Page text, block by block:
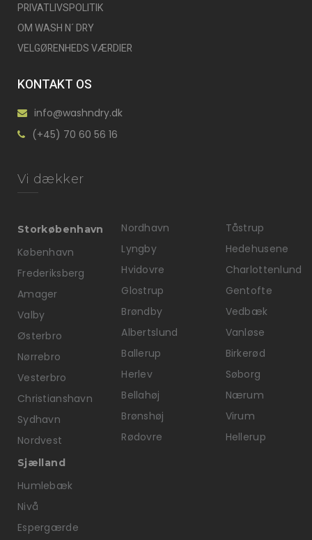
PRIVATLIVSPOLITIK
OM WASH N´ DRY
VELGØRENHEDS VÆRDIER
KONTAKT OS
info@washndry.dk
(+45) 70 60 56 16
Vi dækker
Storkøbenhavn
København
Frederiksberg
Amager
Valby
Østerbro
Nørrebro
Vesterbro
Christianshavn
Sydhavn
Nordvest
Nordhavn
Lyngby
Hvidovre
Glostrup
Brøndby
Albertslund
Ballerup
Herlev
Bellahøj
Brønshøj
Rødovre
Tåstrup
Hedehusene
Charlottenlund
Gentofte
Vedbæk
Vanløse
Birkerød
Søborg
Nærum
Virum
Hellerup
Sjælland
Humlebæk
Nivå
Espergærde